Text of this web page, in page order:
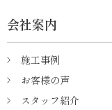
会社案内
施工事例
お客様の声
スタッフ紹介